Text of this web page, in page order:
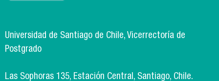
Universidad de Santiago de Chile, Vicerrectoría de
Postgrado
Las Sophoras 135, Estación Central, Santiago, Chile.